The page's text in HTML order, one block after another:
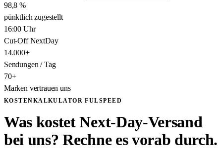
98,8
pünktlich zugestellt
16:00 Uhr
Cut-Off NextDay
14.000+
Sendungen / Tag
70+
Marken vertrauen uns
KOSTENKALKULATOR FULSPEED
Was kostet Next-Day-Versand
bei uns? Rechne es vorab durch.